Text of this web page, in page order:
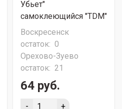
Убьет"
самоклеющийся "TDM"
Воскресенск
остаток: 0
Орехово-Зуево
остаток: 21
64 руб.
- +